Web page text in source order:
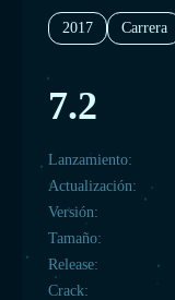
2017 Carrera
7.2
Lanzamiento:
Actualización:
Versión:
Tamaño:
Release:
Crack: